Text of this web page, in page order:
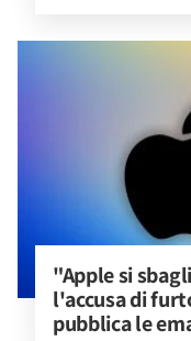
"Apple si
l'accusa di
pubblica le